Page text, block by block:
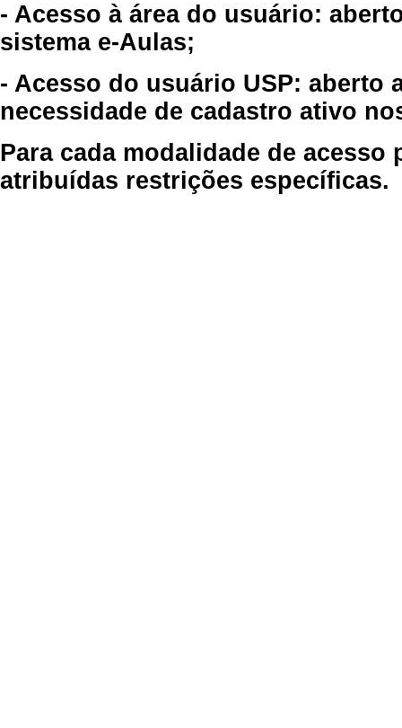
- Acesso à área do usuário:
sistema e-Aulas;
- Acesso do usuário USP: aberto
necessidade de cadastro ativo
Para cada modalidade de
atribuídas restrições específicas.